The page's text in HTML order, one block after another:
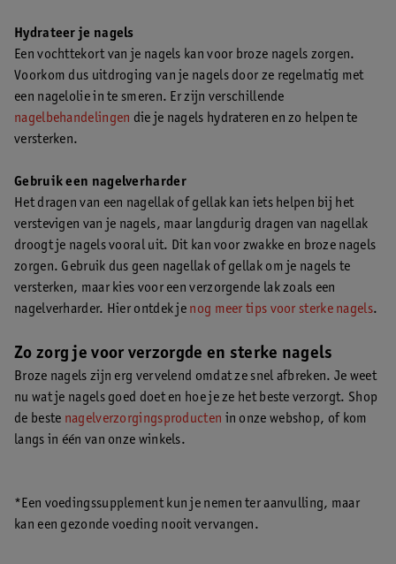
Hydrateer je nagels
Een vochttekort van je nagels kan voor broze nagels zorgen.
Voorkom dus uitdroging van je nagels door ze regelmatig met
een nagelolie in te smeren. Er zijn verschillende
nagelbehandelingen die je nagels hydrateren en zo helpen te
versterken.
Gebruik een nagelverharder
Het dragen van een nagellak of gellak kan iets helpen bij het
verstevigen van je nagels, maar langdurig dragen van nagellak
droogt je nagels vooral uit. Dit kan voor zwakke en broze nagels
zorgen. Gebruik dus geen nagellak of gellak om je nagels te
versterken, maar kies voor een verzorgende lak zoals een
nagelverharder. Hier ontdek je nog meer tips voor sterke nagels.
Zo zorg je voor verzorgde en sterke nagels
Broze nagels zijn erg vervelend omdat ze snel afbreken. Je weet
nu wat je nagels goed doet en hoe je ze het beste verzorgt. Shop
de beste nagelverzorgingsproducten in onze webshop, of kom
langs in één van onze winkels.
*Een voedingssupplement kun je nemen ter aanvulling, maar
kan een gezonde voeding nooit vervangen.